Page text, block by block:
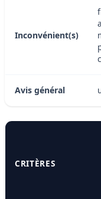
Inconvénient(s)
Avis général
CRITÈRES